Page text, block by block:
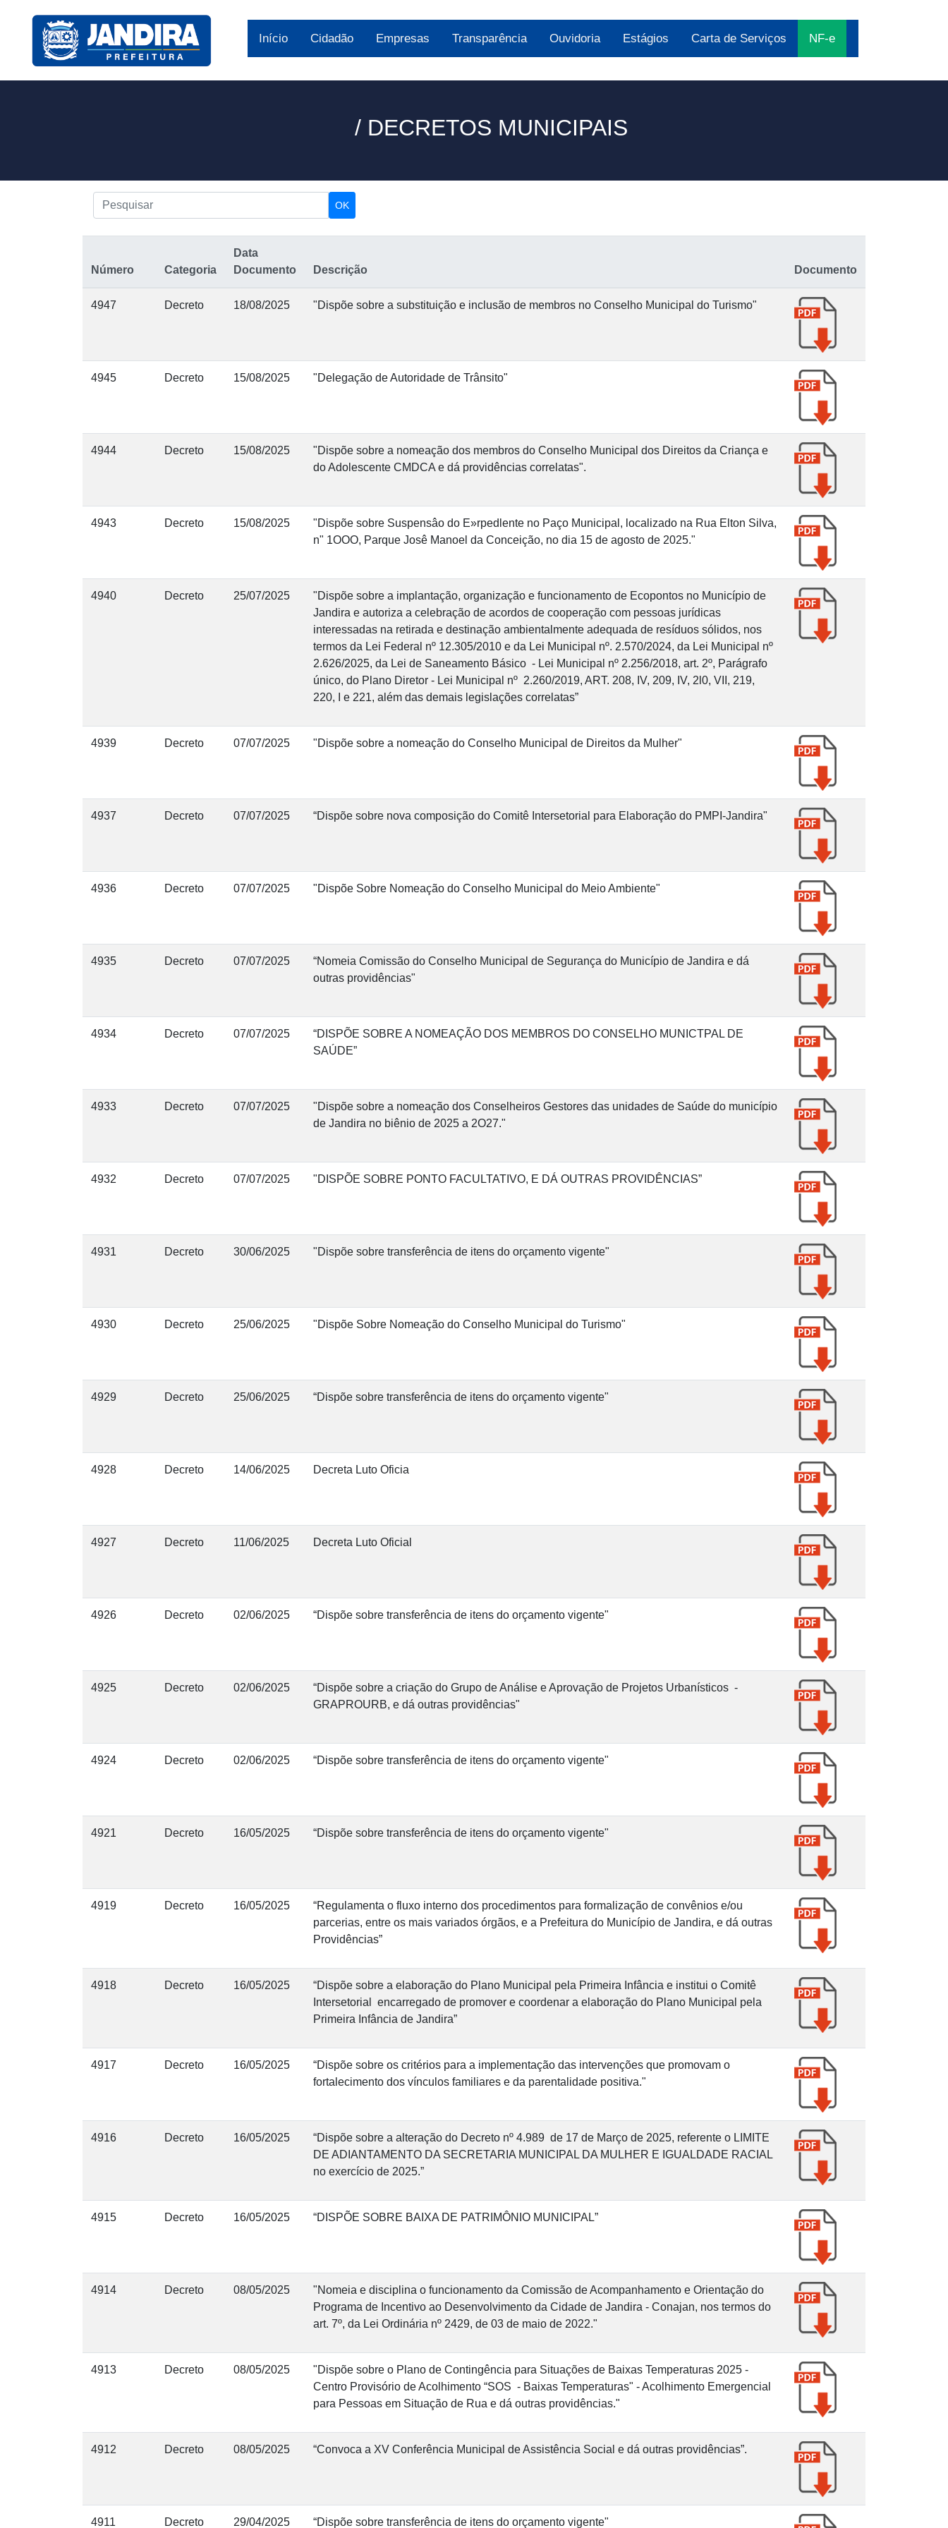
Início Cidadão Empresas Transparência Ouvidoria Estágios Carta de Serviços NF-e
/ DECRETOS MUNICIPAIS
OK
Número Categoria
Data
Documento
Descrição Documento
4947 Decreto 18/08/2025 "Dispõe sobre a substituição e inclusão de membros no Conselho Municipal do Turismo"
4945 Decreto 15/08/2025 "Delegação de Autoridade de Trânsito"
4944 Decreto 15/08/2025
"Dispõe sobre a nomeação dos membros do Conselho Municipal dos Direitos da Criança e
do Adolescente CMDCA e dá providências correlatas".
4943 Decreto 15/08/2025
"Dispõe sobre Suspensâo do E»rpedlente no Paço Municipal, localizado na Rua Elton Silva,
n" 1OOO, Parque Josê Manoel da Conceição, no dia 15 de agosto de 2025."
4940 Decreto 25/07/2025
"Dispõe sobre a implantação, organização e funcionamento de Ecopontos no Município de
Jandira e autoriza a celebração de acordos de cooperação com pessoas jurídicas
interessadas na retirada e destinação ambientalmente adequada de resíduos sólidos, nos
termos da Lei Federal nº 12.305/2010 e da Lei Municipal nº. 2.570/2024, da Lei Municipal nº
2.626/2025, da Lei de Saneamento Básico - Lei Municipal nº 2.256/2018, art. 2º, Parágrafo
único, do Plano Diretor - Lei Municipal nº 2.260/2019, ART. 208, IV, 209, IV, 2l0, VII, 219,
220, I e 221, além das demais legislações correlatas”
4939 Decreto 07/07/2025 "Dispõe sobre a nomeação do Conselho Municipal de Direitos da Mulher"
4937 Decreto 07/07/2025 “Dispõe sobre nova composição do Comitê Intersetorial para Elaboração do PMPI-Jandira"
4936 Decreto 07/07/2025 "Dispõe Sobre Nomeação do Conselho Municipal do Meio Ambiente"
4935 Decreto 07/07/2025
“Nomeia Comissão do Conselho Municipal de Segurança do Município de Jandira e dá
outras providências"
4934 Decreto 07/07/2025
“DISPÕE SOBRE A NOMEAÇÃO DOS MEMBROS DO CONSELHO MUNICTPAL DE
SAÚDE”
4933 Decreto 07/07/2025
"Dispõe sobre a nomeação dos Conselheiros Gestores das unidades de Saúde do município
de Jandira no biênio de 2025 a 2O27."
4932 Decreto 07/07/2025 "DISPÕE SOBRE PONTO FACULTATIVO, E DÁ OUTRAS PROVIDÊNCIAS”
4931 Decreto 30/06/2025 "Dispõe sobre transferência de itens do orçamento vigente"
4930 Decreto 25/06/2025 "Dispõe Sobre Nomeação do Conselho Municipal do Turismo"
4929 Decreto 25/06/2025 “Dispõe sobre transferência de itens do orçamento vigente"
4928 Decreto 14/06/2025 Decreta Luto Oficia
4927 Decreto 11/06/2025 Decreta Luto Oficial
4926 Decreto 02/06/2025 “Dispõe sobre transferência de itens do orçamento vigente"
4925 Decreto 02/06/2025
“Dispõe sobre a criação do Grupo de Análise e Aprovação de Projetos Urbanísticos -
GRAPROURB, e dá outras providências"
4924 Decreto 02/06/2025 “Dispõe sobre transferência de itens do orçamento vigente"
4921 Decreto 16/05/2025 “Dispõe sobre transferência de itens do orçamento vigente"
4919 Decreto 16/05/2025
“Regulamenta o fluxo interno dos procedimentos para formalização de convênios e/ou
parcerias, entre os mais variados órgãos, e a Prefeitura do Município de Jandira, e dá outras
Providências”
4918 Decreto 16/05/2025
“Dispõe sobre a elaboração do Plano Municipal pela Primeira Infância e institui o Comitê
Intersetorial encarregado de promover e coordenar a elaboração do Plano Municipal pela
Primeira Infância de Jandira”
4917 Decreto 16/05/2025
“Dispõe sobre os critérios para a implementação das intervenções que promovam o
fortalecimento dos vínculos familiares e da parentalidade positiva."
4916 Decreto 16/05/2025
“Dispõe sobre a alteração do Decreto nº 4.989 de 17 de Março de 2025, referente o LIMITE
DE ADIANTAMENTO DA SECRETARIA MUNICIPAL DA MULHER E IGUALDADE RACIAL
no exercício de 2025.”
4915 Decreto 16/05/2025 “DISPÕE SOBRE BAIXA DE PATRIMÔNIO MUNICIPAL”
4914 Decreto 08/05/2025
"Nomeia e disciplina o funcionamento da Comissão de Acompanhamento e Orientação do
Programa de Incentivo ao Desenvolvimento da Cidade de Jandira - Conajan, nos termos do
art. 7º, da Lei Ordinária nº 2429, de 03 de maio de 2022."
4913 Decreto 08/05/2025
"Dispõe sobre o Plano de Contingência para Situações de Baixas Temperaturas 2025 -
Centro Provisório de Acolhimento “SOS - Baixas Temperaturas" - Acolhimento Emergencial
para Pessoas em Situação de Rua e dá outras providências."
4912 Decreto 08/05/2025 “Convoca a XV Conferência Municipal de Assistência Social e dá outras providências”.
4911 Decreto 29/04/2025 “Dispõe sobre transferência de itens do orçamento vigente"